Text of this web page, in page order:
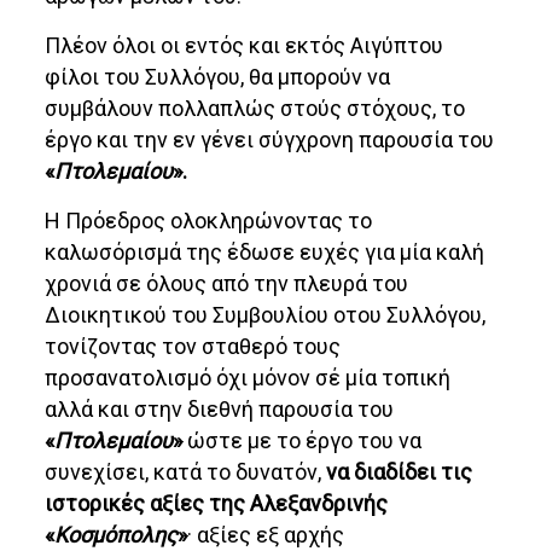
Πλέον όλοι οι εντός και εκτός Αιγύπτου
φίλοι του Συλλόγου, θα μπορούν να
συμβάλουν πολλαπλώς στούς στόχους, το
έργο και την εν γένει σύγχρονη παρουσία του
«Πτολεμαίου».
Η Πρόεδρος ολοκληρώνοντας το
καλωσόρισμά της έδωσε ευχές για μία καλή
χρονιά σε όλους από την πλευρά του
Διοικητικού του Συμβουλίου οτου Συλλόγου,
τονίζοντας τον σταθερό τους
προσανατολισμό όχι μόνον σέ μία τοπική
αλλά και στην διεθνή παρουσία του
«Πτολεμαίου»ώστε με το έργο του να
συνεχίσει, κατά τo δυνατόν,να διαδίδει τις
ιστορικές αξίες της Αλεξανδρινής
«Κοσμόπολης»· αξίες εξ αρχής